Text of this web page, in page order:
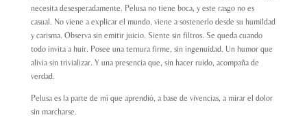
necesita desesperadamente. Pelusa no tiene boca, y este rasgo no es
casual. No viene a explicar el mundo, viene a sostenerlo desde su humildad
y carisma. Observa sin emitir juicio. Siente sin filtros. Se queda cuando
todo invita a huir. Posee una ternura firme, sin ingenuidad. Un humor que
alivia sin trivializar. Y una presencia que, sin hacer ruido, acompaña de
verdad.
Pelusa es la parte de mí que aprendió, a base de vivencias, a mirar el dolor
sin marcharse.